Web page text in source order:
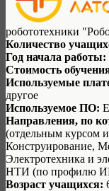
робототехники
Количество
Год начала работы:
Стоимость
Используемые
другое
Используемое ПО:
Направления, по
(отдельным курсом
Конструирование,
Электротехника и
НТИ (по профилю
Возраст учащихся: